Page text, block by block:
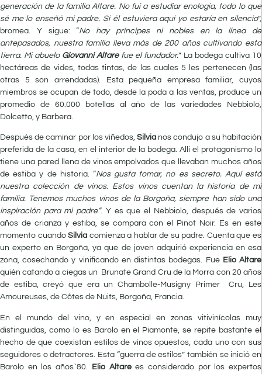
generación de la familia Altare. No fui a estudiar enología, todo lo que
sé me lo enseñó mi padre. Si él estuviera aquí yo estaría en silencio”,
bromea. Y sigue: “No hay príncipes ni nobles en la línea de
antepasados, nuestra familia lleva más de 200 años cultivando esta
tierra. Mi abuelo Giovanni Altarefue el fundador.” La bodega cultiva 10
hectáreas de vides, todas tintas, de las cuales 5 les pertenecen (las
otras 5 son arrendadas). Esta pequeña empresa familiar, cuyos
miembros se ocupan de todo, desde la poda a las ventas, produce un
promedio de 60.000 botellas al año de las variedades Nebbiolo,
Dolcetto, y Barbera.
Después de caminar por los viñedos,Silvia nos condujo a su habitación
preferida de la casa, en el interior de la bodega. Allí el protagonismo lo
tiene una pared llena de vinos empolvados que llevaban muchos años
de estiba y de historia. “Nos gusta tomar, no es secreto. Aquí está
nuestra colección de vinos. Estos vinos cuentan la historia de mi
familia. Tenemos muchos vinos de la Borgoña, siempre han sido una
inspiración para mi padre”. Y es que el Nebbiolo, después de varios
años de crianza y estiba, se compara con el Pinot Noir. Es en este
momento cuandoSilvia comienza a hablar de su padre. Cuenta que es
un experto en Borgoña, ya que de joven adquirió experiencia en esa
zona, cosechando y vinificando en distintas bodegas. Fue Elio Altare
quién catando a ciegas un Brunate Grand Cru de la Morra con 20 años
de estiba, creyó que era un Chambolle-Musigny Primer Cru, Les
Amoureuses, de Côtes de Nuits, Borgoña, Francia.
En el mundo del vino, y en especial en zonas vitivinícolas muy
distinguidas, como lo es Barolo en el Piamonte, se repite bastante el
hecho de que coexistan estilos de vinos opuestos, cada uno con sus
seguidores o detractores. Esta “guerra de estilos” también se inició en
Barolo en los años`80. Elio Altarees considerado por los expertos